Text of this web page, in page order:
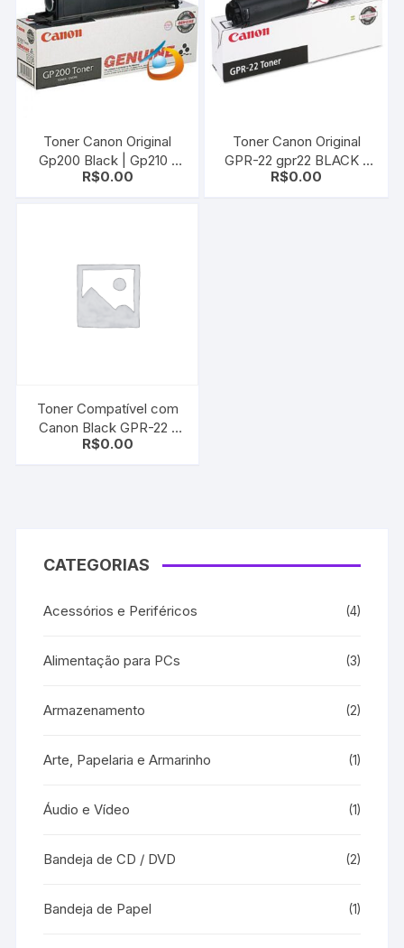
Toner Canon Original
Gp200 Black | Gp210 |
Gp215 |Ir200 | Ir210 |
R$0.00
Toner Canon Original
GPR-22 gpr22 BLACK |
IR 1023 / 1025
R$0.00
Toner Compatível com
Canon Black GPR-22 |
0386B003AA | IR-1023N
R$0.00
CATEGORIAS
Acessórios e Periféricos (4)
Alimentação para PCs (3)
Armazenamento (2)
Arte, Papelaria e Armarinho (1)
Áudio e Vídeo (1)
Bandeja de CD / DVD (2)
Bandeja de Papel (1)